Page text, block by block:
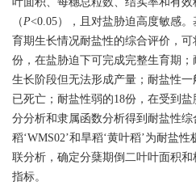
（P<0.05），且对盐胁迫高度敏感
育期生长情况耐盐性的综合评价，
份，在盐胁迫下可完成完整生育期
生长阶段但无法形成产量；耐盐性
已死亡；耐盐性弱的18份，在受到
分分析和隶属函数分析得到耐盐性
稻‘WMS02’和旱稻‘黄叶稻’为耐盐
联分析，确定分蘖期倒二叶叶面积
指标。